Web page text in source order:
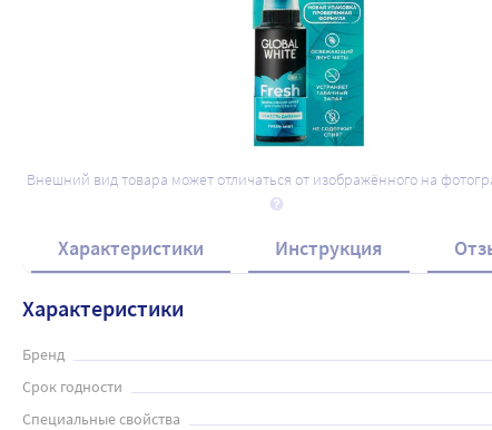
Внешний вид товара может отличаться от изображённого на
Характеристики Инструкция
Характеристики
Бренд
Срок годности
Специальные свойства